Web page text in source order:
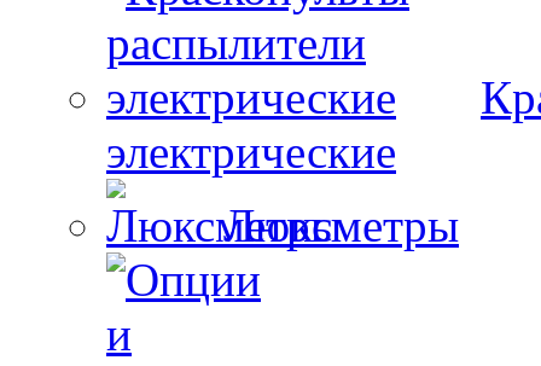
электрические
Люксметры